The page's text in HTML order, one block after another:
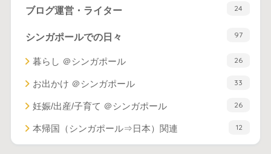
ブログ運営・ライター 24
シンガポールでの日々 97
暮らし ＠シンガポール 26
お出かけ ＠シンガポール 33
妊娠/出産/子育て ＠シンガポール 26
本帰国（シンガポール⇒日本）関連 12